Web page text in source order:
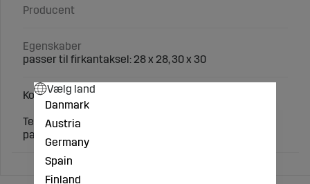
Producent
Egenskaber
passer til firkantaksel: 28 x 28, 30 x 30
Kompensationsskive til firkantaksel 28x28, 30x30
Teknisk specifikation:
passer til firkantaksel: 28 x 28, 30 x 30
Vælg land
Danmark
Austria
Germany
Spain
Finland